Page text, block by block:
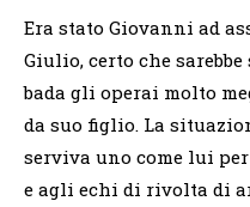
Era stato Giovanni ad
Giulio, certo che
bada gli operai molto
da suo figlio. La
serviva uno come lui
e agli echi di rivolta di